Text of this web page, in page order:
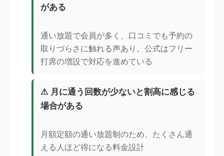
がある
通い放題で会員が多く、口コミでも予約の
取りづらさに触れる声あり。公式はフリー
打席の増設で対応を進めている
⚠ 月に通う回数が少ないと割高に感じる
場合がある
月額定額の通い放題制のため、たくさん通
える人ほど得になる料金設計